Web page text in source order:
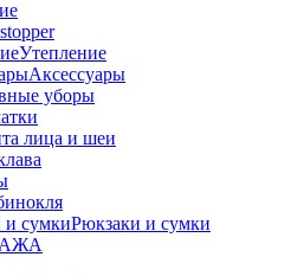
Утепление
Аксессуары
уборы
лица и шеи
Рюкзаки и сумки